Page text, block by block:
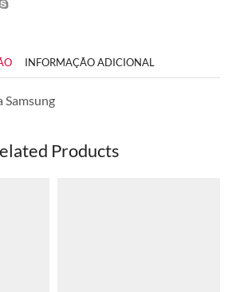
INFORMAÇÃO ADICIONAL
Samsung
Products